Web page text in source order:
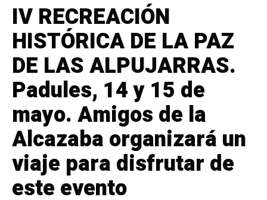
IV RECREACIÓN
HISTÓRICA DE LA PAZ
DE LAS ALPUJARRAS.
Padules, 14 y 15 de
mayo. Amigos de la
Alcazaba organizará un
viaje para disfrutar de
este evento